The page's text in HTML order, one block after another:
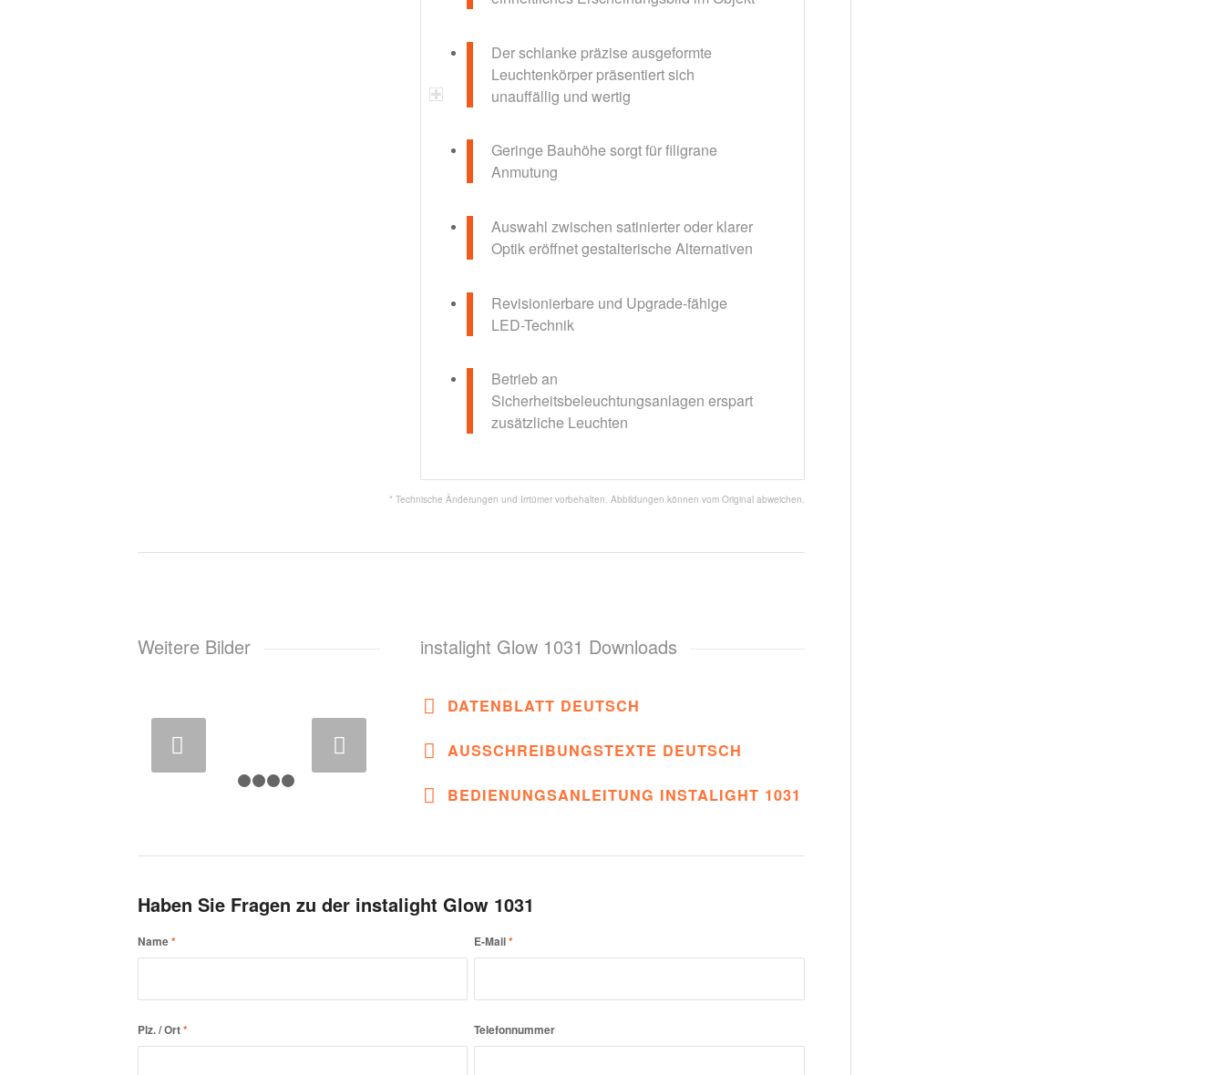
Der schlanke präzise ausgeformte
Leuchtenkörper präsentiert sich
unauffällig und wertig
Geringe Bauhöhe sorgt für filigrane
Anmutung
Auswahl zwischen satinierter oder klarer
Optik eröffnet gestalterische Alternativen
Revisionierbare und Upgrade-fähige
LED-Technik
Betrieb an
Sicherheitsbeleuchtungsanlagen erspart
zusätzliche Leuchten
* Technische Änderungen und Irrtümer vorbehalten. Abbildungen können vom Original abweichen.
Weitere Bilder
Weiter
instalight Glow 1031 Downloads
DATENBLATT DEUTSCH
AUSSCHREIBUNGSTEXTE DEUTSCH
BEDIENUNGSANLEITUNG INSTALIGHT 1031
Haben Sie Fragen zu der instalight Glow 1031
Name* E-Mail*
Plz. / Ort* Telefonnummer